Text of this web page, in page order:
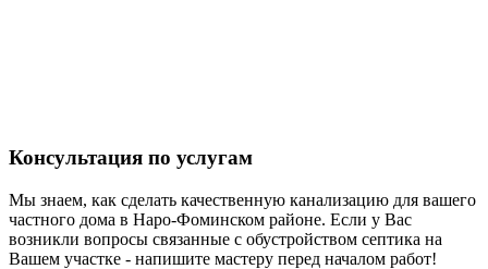
Консультация по услугам
Мы знаем, как сделать качественную канализацию для вашего
частного дома в Наро-Фоминском районе. Если у Вас
возникли вопросы связанные с обустройством септика на
Вашем участке - напишите мастеру перед началом работ!